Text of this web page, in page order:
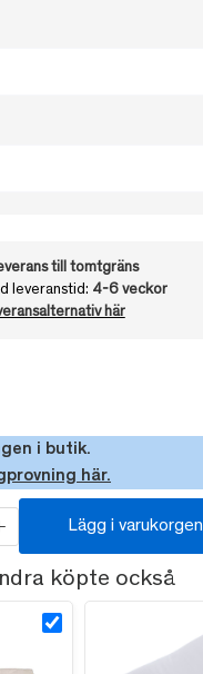
till tomtgräns
leveranstid: 4-6 veckor
här
i butik.
här.
Lägg i varukorgen
köpte också